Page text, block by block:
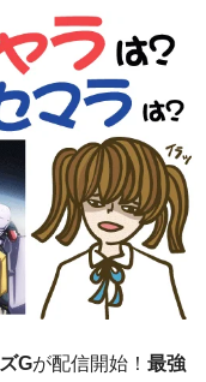
Gが配信開始！ 最強